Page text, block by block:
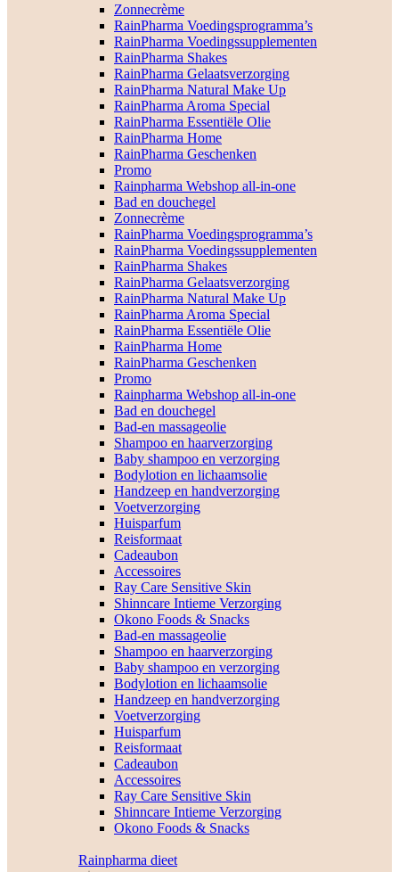
Zonnecrème
RainPharma Voedingsprogramma’s
RainPharma Voedingssupplementen
RainPharma Shakes
RainPharma Gelaatsverzorging
RainPharma Natural Make Up
RainPharma Aroma Special
RainPharma Essentiële Olie
RainPharma Home
RainPharma Geschenken
Promo
Rainpharma Webshop all-in-one
Bad en douchegel
Zonnecrème
RainPharma Voedingsprogramma’s
RainPharma Voedingssupplementen
RainPharma Shakes
RainPharma Gelaatsverzorging
RainPharma Natural Make Up
RainPharma Aroma Special
RainPharma Essentiële Olie
RainPharma Home
RainPharma Geschenken
Promo
Rainpharma Webshop all-in-one
Bad en douchegel
Bad-en massageolie
Shampoo en haarverzorging
Baby shampoo en verzorging
Bodylotion en lichaamsolie
Handzeep en handverzorging
Voetverzorging
Huisparfum
Reisformaat
Cadeaubon
Accessoires
Ray Care Sensitive Skin
Shinncare Intieme Verzorging
Okono Foods & Snacks
Bad-en massageolie
Shampoo en haarverzorging
Baby shampoo en verzorging
Bodylotion en lichaamsolie
Handzeep en handverzorging
Voetverzorging
Huisparfum
Reisformaat
Cadeaubon
Accessoires
Ray Care Sensitive Skin
Shinncare Intieme Verzorging
Okono Foods & Snacks
Rainpharma dieet